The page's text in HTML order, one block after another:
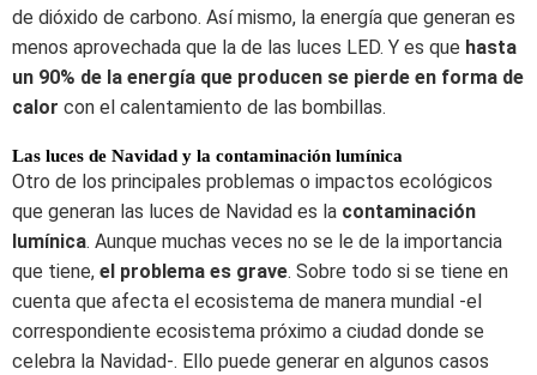
de dióxido de carbono. Así mismo, la energía que generan es
menos aprovechada que la de las luces LED. Y es que hasta
un 90% de la energía que producen se pierde en forma de
calor con el calentamiento de las bombillas.
Las luces de Navidad y la contaminación lumínica
Otro de los principales problemas o impactos ecológicos
que generan las luces de Navidad es la contaminación
lumínica. Aunque muchas veces no se le de la importancia
que tiene, el problema es grave. Sobre todo si se tiene en
cuenta que afecta el ecosistema de manera mundial -el
correspondiente ecosistema próximo a ciudad donde se
celebra la Navidad-. Ello puede generar en algunos casos